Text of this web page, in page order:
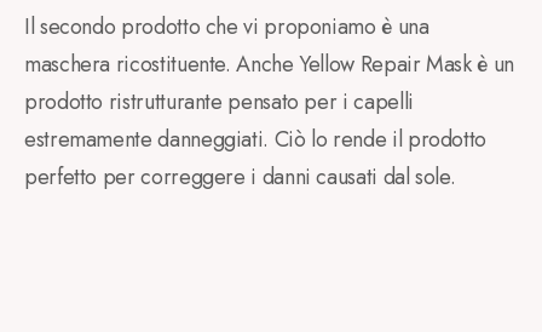
Il secondo prodotto che vi proponiamo è una
maschera ricostituente. Anche Yellow Repair Mask è un
prodotto ristrutturante pensato per i capelli
estremamente danneggiati. Ciò lo rende il prodotto
perfetto per correggere i danni causati dal sole.